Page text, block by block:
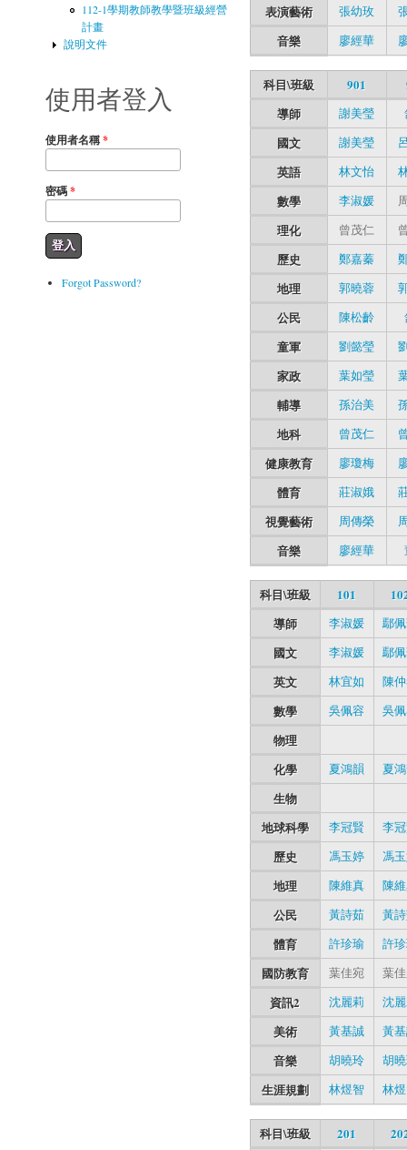
112-1學期教師教學暨班級經營
計畫
說明文件
使用者登入
使用者名稱*
密碼*
Forgot Password?
表演藝術 張幼玫
音樂 廖經華
科目\班級 901
導師
謝美瑩
國文 謝美瑩
英語 林文怡
數學 李淑媛
理化 曾茂仁
歷史 鄭嘉蓁
地理 郭曉蓉
公民 陳松齡
童軍 劉懿瑩
家政 葉如瑩
輔導 孫治美
地科 曾茂仁
健康教育 廖瓊梅
體育 莊淑娥
視覺藝術 周傳榮
音樂 廖經華
科目\班級 101
導師
李淑媛 鄢
國文 李淑媛 鄢
英文 林宜如 陳
數學 吳佩容 吳
物理
化學
夏鴻韻 夏
生物
地球科學
李冠賢 李
歷史 馮玉婷 馮
地理 陳維真 陳
公民 黃詩茹 黃
體育 許珍瑜 許
國防教育 葉佳宛 葉
資訊2 沈麗莉 沈
美術 黃基誠 黃
音樂 胡曉玲 胡
生涯規劃 林煜智 林
科目\班級 201